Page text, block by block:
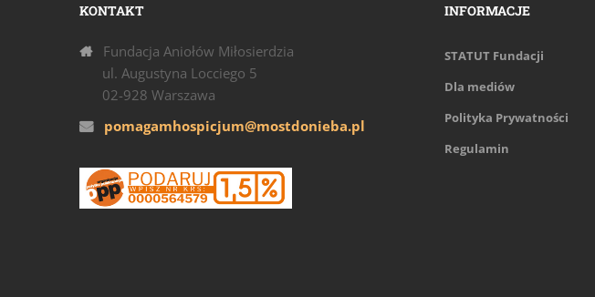
KONTAKT
Fundacja Aniołów Miłosierdzia
ul. Augustyna Locciego 5
02-928 Warszawa
pomagamhospicjum@mostdonieba.pl
INFORMACJE
STATUT Fundacji
Dla mediów
Polityka Prywatności
Regulamin